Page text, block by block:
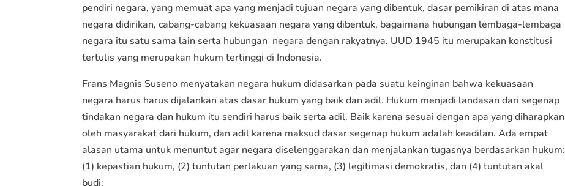
pendiri negara, yang memuat apa yang menjadi tujuan negara yang dibentuk, dasar pemikiran di atas mana
negara didirikan, cabang-cabang kekuasaan negara yang dibentuk, bagaimana hubungan lembaga-lembaga
negara itu satu sama lain serta hubungan negara dengan rakyatnya. UUD 1945 itu merupakan konstitusi
tertulis yang merupakan hukum tertinggi di Indonesia.
Frans Magnis Suseno menyatakan negara hukum didasarkan pada suatu keinginan bahwa kekuasaan
negara harus harus dijalankan atas dasar hukum yang baik dan adil. Hukum menjadi landasan dari segenap
tindakan negara dan hukum itu sendiri harus baik serta adil. Baik karena sesuai dengan apa yang diharapkan
oleh masyarakat dari hukum, dan adil karena maksud dasar segenap hukum adalah keadilan. Ada empat
alasan utama untuk menuntut agar negara diselenggarakan dan menjalankan tugasnya berdasarkan hukum:
(1) kepastian hukum, (2) tuntutan perlakuan yang sama, (3) legitimasi demokratis, dan (4) tuntutan akal
budi;